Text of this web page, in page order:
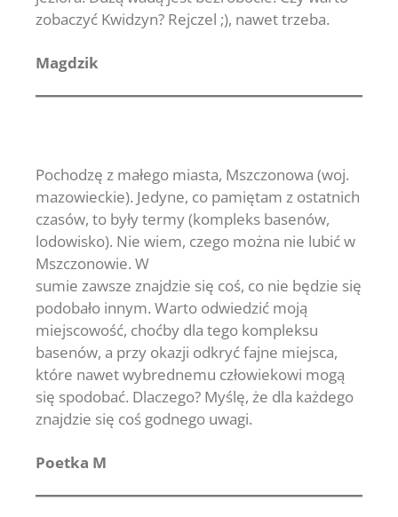
zobaczyć Kwidzyn? Rejczel ;), nawet trzeba.
Magdzik
Pochodzę z małego miasta, Mszczonowa (woj.
mazowieckie). Jedyne, co pamiętam z ostatnich
czasów, to były termy (kompleks basenów,
lodowisko). Nie wiem, czego można nie lubić w
Mszczonowie. W
sumie zawsze znajdzie się coś, co nie będzie się
podobało innym. Warto odwiedzić moją
miejscowość, choćby dla tego kompleksu
basenów, a przy okazji odkryć fajne miejsca,
które nawet wybrednemu człowiekowi mogą
się spodobać. Dlaczego? Myślę, że dla każdego
znajdzie się coś godnego uwagi.
Poetka M